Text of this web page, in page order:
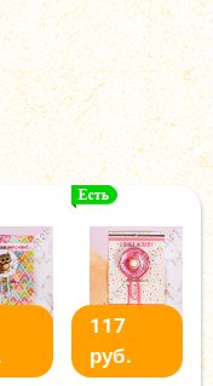
117
руб.